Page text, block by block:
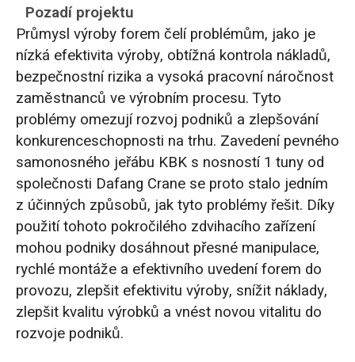
Pozadí projektu
Průmysl výroby forem čelí problémům, jako je
nízká efektivita výroby, obtížná kontrola nákladů,
bezpečnostní rizika a vysoká pracovní náročnost
zaměstnanců ve výrobním procesu. Tyto
problémy omezují rozvoj podniků a zlepšování
konkurenceschopnosti na trhu. Zavedení pevného
samonosného jeřábu KBK s nosností 1 tuny od
společnosti Dafang Crane se proto stalo jedním
z účinných způsobů, jak tyto problémy řešit. Díky
použití tohoto pokročilého zdvihacího zařízení
mohou podniky dosáhnout přesné manipulace,
rychlé montáže a efektivního uvedení forem do
provozu, zlepšit efektivitu výroby, snížit náklady,
zlepšit kvalitu výrobků a vnést novou vitalitu do
rozvoje podniků.